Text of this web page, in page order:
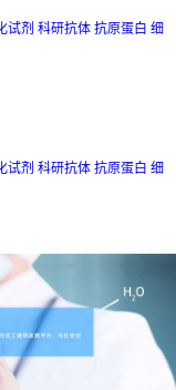
试剂 科研抗体 抗原蛋白 细
试剂 科研抗体 抗原蛋白 细